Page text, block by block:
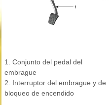
1. Conjunto del pedal del
embrague
2. Interruptor del embrague y de
bloqueo de encendido